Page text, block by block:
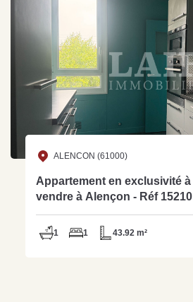
ALENCON (61000)
Appartement en exclusivité à
vendre à Alençon - Réf 15210
1 1 43.92 m²